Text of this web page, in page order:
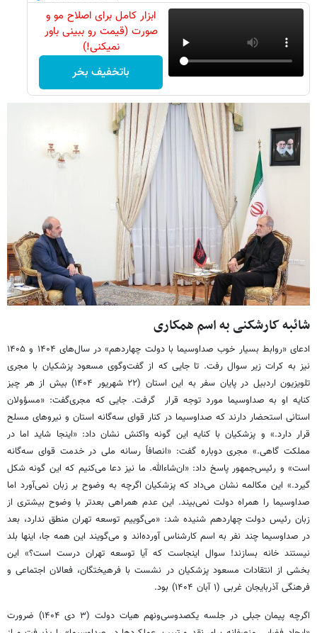
ابزار کامل برای اصلاح مو و
صورت (قیمت رو ببینی باور
نمیکنی!)
باتخفیف بخر
شائبه کارشکنی به اسم همکاری
ادعای «روابط بسیار خوب صداوسیما با دولت چهاردهم» در سال‌های ۱۴۰۴ و ۱۴۰۵
نیز به کرات زیر سوال رفت. تا جایی که از گفت‌وگوی مسعود پزشکیان با مجری
تلویزیون اردبیل در پایان سفر به این استان (۲۲ شهریور ۱۴۰۴) بیش از هر چیز
کنایه او به صداوسیما مورد توجه قرار گرفت. جایی که مجری‌گفت: «مسؤولان
استانی استحضار دارند که صداوسیما در کنار قوای سه‌گانه استان و نیروهای مسلح
قرار دارد.» و پزشکیان با کنایه این گونه واکنش نشان داد: «اینجا شاید اما در
مملکت گاهی.» مجری دوباره گفت: «انصافاً رسانه ملی در خدمت قوای سه‌گانه
است» و رئیس‌جمهور پاسخ داد: «ان‌شاءالله. ما نیز دعا می‌کنیم که این گونه شکل
گیرد.» این مکالمه نشان می‌داد که پزشکیان اگرچه به وضوح بر زبان نمی‌آورد اما
صداوسیما را همراه دولت نمی‌بیند. این عدم همراهی بعدتر با وضوح بیشتری از
زبان رئیس دولت چهاردهم شنیده شد: «می‌گوییم توسعه تهران منطق ندارد، بعد
در صداوسیما چند نفر به اسم کارشناس آورده‌اند و می‌گویند این همه جا، اینها بلد
نیستند خانه بسازند! سوال اینجاست که آیا توسعه تهران درست است؟» این
بخشی از انتقادات مسعود پزشکیان در نشست با فرهیختگان، فعالان اجتماعی و
فرهنگی آذربایجان غربی (۱ آبان ۱۴۰۴) بود.
اگرچه پیمان جبلی در جلسه یکصدوسی‌ونهم هیات دولت (۳ دی ۱۴۰۴) ضرورت